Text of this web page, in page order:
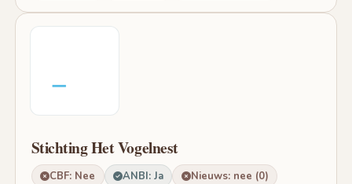
Stichting Het Vogelnest
CBF: Nee ANBI: Ja Nieuws: nee (0)